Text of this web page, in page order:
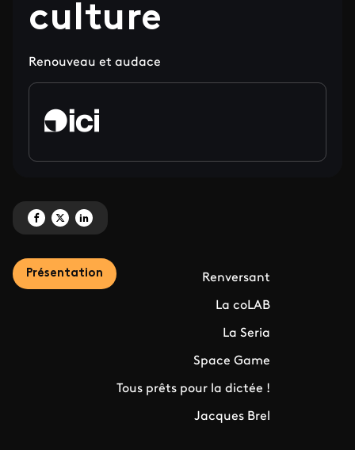
culture
Renouveau et audace
Partagez 'L'engagement envers la culture' sur Facebook
Partagez 'L'engagement envers la culture' sur X
Partagez 'L'engagement envers la culture' sur LinkedIn
Présentation Renversant
La coLAB
La Seria
Space Game
Tous prêts pour la dictée !
Jacques Brel